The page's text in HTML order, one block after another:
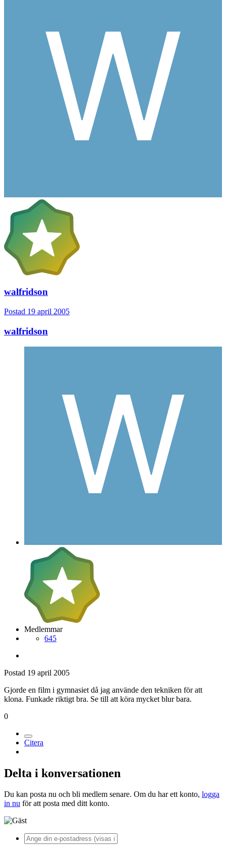
walfridson
Postad 19 april 2005
walfridson
Medlemmar
645
Postad 19 april 2005
Gjorde en film i gymnasiet då jag använde den tekniken för att
klona. Funkade riktigt bra. Se till att köra mycket blur bara.
0
Citera
Delta i konversationen
Du kan posta nu och bli medlem senare. Om du har ett konto, logga
in nu för att posta med ditt konto.